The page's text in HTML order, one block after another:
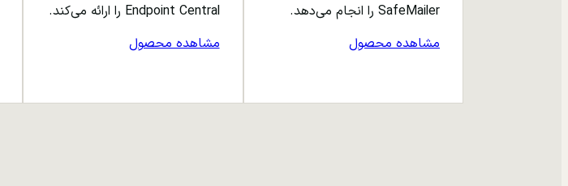
SafeMailer را انجام می‌دهد.
مشاهده محصول
Endpoint Central را ارائه می‌کند.
مشاهده محصول